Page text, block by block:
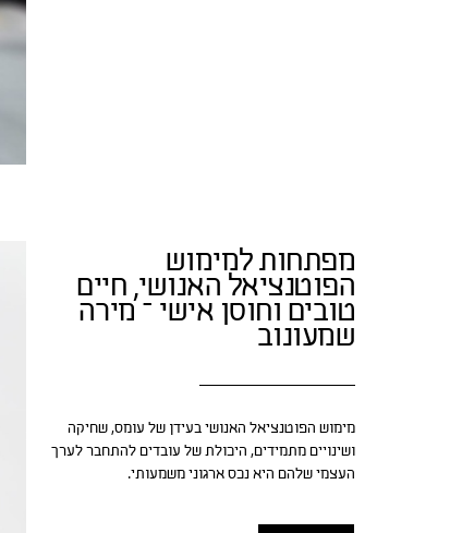
מפתחות למימוש
הפוטנציאל האנושי, חיים
טובים וחוסן אישי – מירה
שמעונוב
מימוש הפוטנציאל האנושי בעידן של עומס, שחיקה
ושינויים מתמידים, היכולת של עובדים להתחבר לערך
העצמי שלהם היא נכס ארגוני משמעותי.